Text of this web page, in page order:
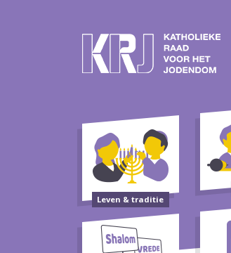
Leven & traditie